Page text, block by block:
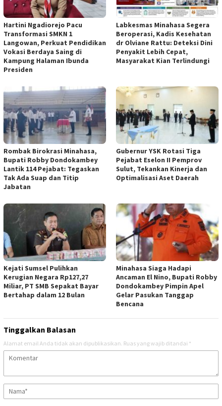
Hartini Ngadiorejo Pacu
Transformasi SMKN 1
Langowan, Perkuat Pendidikan
Vokasi Berdaya Saing di
Kampung Halaman Ibunda
Presiden
Labkesmas Minahasa Segera
Beroperasi, Kadis Kesehatan
dr Olviane Rattu: Deteksi Dini
Penyakit Lebih Cepat,
Masyarakat Kian Terlindungi
Rombak Birokrasi Minahasa,
Bupati Robby Dondokambey
Lantik 114 Pejabat: Tegaskan
Tak Ada Suap dan Titip
Jabatan
Gubernur YSK Rotasi Tiga
Pejabat Eselon II Pemprov
Sulut, Tekankan Kinerja dan
Optimalisasi Aset Daerah
Kejati Sumsel Pulihkan
Kerugian Negara Rp127,27
Miliar, PT SMB Sepakat Bayar
Bertahap dalam 12 Bulan
Minahasa Siaga Hadapi
Ancaman El Nino, Bupati Robby
Dondokambey Pimpin Apel
Gelar Pasukan Tanggap
Bencana
Tinggalkan Balasan
Alamat email Anda tidak akan dipublikasikan. Ruas yang wajib ditandai *